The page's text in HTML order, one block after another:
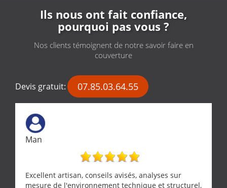
Ils nous ont fait confiance,
pourquoi pas vous ?
Nos clients témoignent de notre savoir faire en
couverture
Devis gratuit: 07.85.03.64.55
Man
Excellent artisan, conseils avisés, analyses sur
mesure de l'environnement technique et structurel,